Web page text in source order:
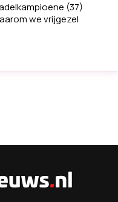
(37)
we vrijgezel